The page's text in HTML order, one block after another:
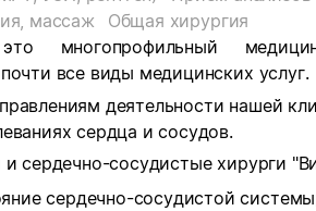
массаж
Общая хирургия
многопрофильный
все виды медицинских услуг.
деятельности нашей
сердца и сосудов.
и сердечно-сосудистые хирурги
сердечно-сосудистой